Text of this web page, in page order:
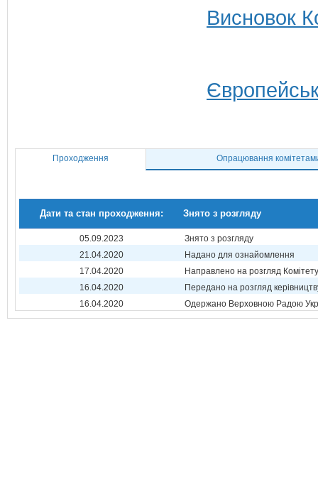
Висновок
Проходження Опрацювання
Дати та стан проходження: Знято з розгляду
05.09.2023
Знято з розгляду
21.04.2020
Надано для ознайомлення
17.04.2020
Направлено на розгляд Комітету
16.04.2020
Передано на розгляд
16.04.2020
Одержано Верховною Радою